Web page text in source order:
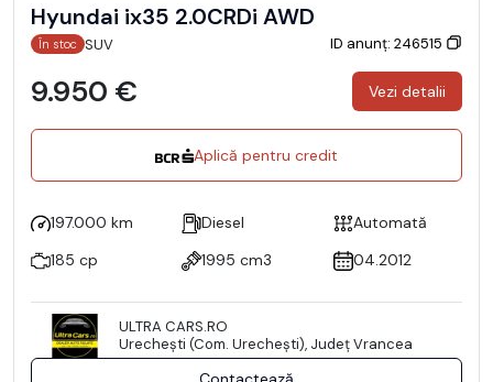
Hyundai ix35 2.0CRDi AWD
În stoc SUV ID anunț: 246515
9.950 € Vezi detalii
Aplică pentru credit
197.000 km Diesel
Automată
185 cp
1995 cm3 04.2012
ULTRA CARS.RO
Urecheşti (Com. Urecheşti), Județ Vrancea